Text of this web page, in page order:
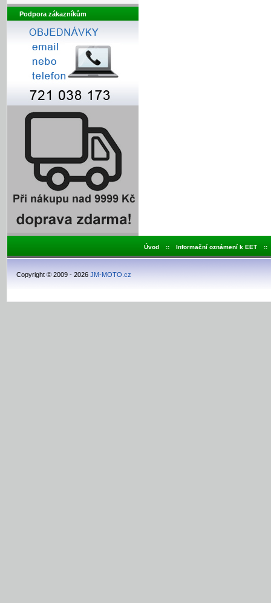
Podpora zákazníkům
Úvod :: Informační oznámení k EET ::
Copyright © 2009 - 2026 JM-MOTO.cz